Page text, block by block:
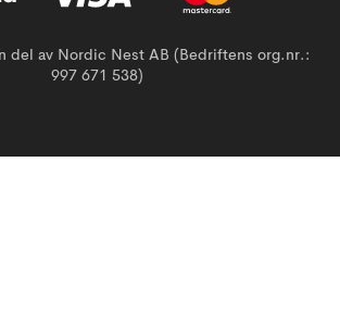
del av Nordic Nest AB (Bedriftens org.nr.:
997 671 538)